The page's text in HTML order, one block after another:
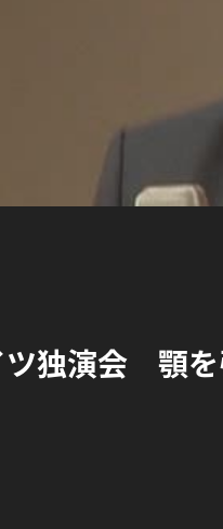
ツ独演会 顎